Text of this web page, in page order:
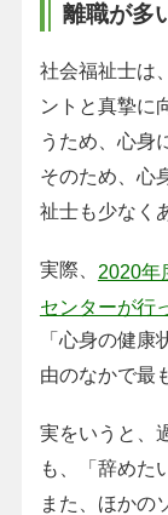
離職が多
社会福祉士は
ントと真摯に
うため、心身
そのため、心
祉士も少なく
実際、 2020年
センターが行
「心身の健
由のなかで最
実をいうと、
も、「辞めた
また、ほかの